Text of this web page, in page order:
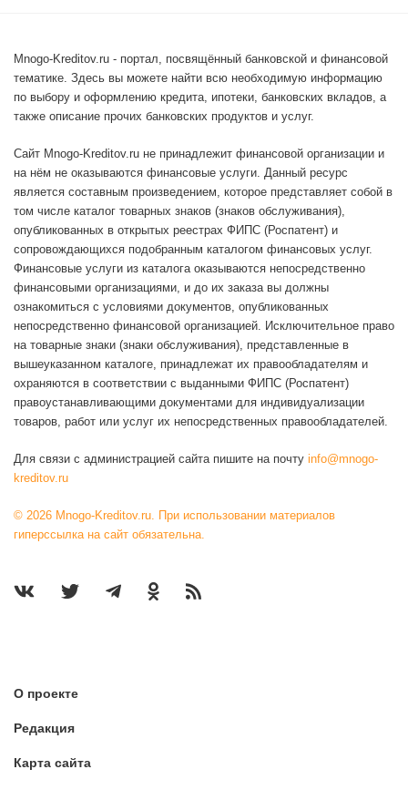
Mnogo-Kreditov.ru - портал, посвящённый банковской и финансовой
тематике. Здесь вы можете найти всю необходимую информацию
по выбору и оформлению кредита, ипотеки, банковских вкладов, а
также описание прочих банковских продуктов и услуг.
Сайт Mnogo-Kreditov.ru не принадлежит финансовой организации и
на нём не оказываются финансовые услуги. Данный ресурс
является составным произведением, которое представляет собой в
том числе каталог товарных знаков (знаков обслуживания),
опубликованных в открытых реестрах ФИПС (Роспатент) и
сопровождающихся подобранным каталогом финансовых услуг.
Финансовые услуги из каталога оказываются непосредственно
финансовыми организациями, и до их заказа вы должны
ознакомиться с условиями документов, опубликованных
непосредственно финансовой организацией. Исключительное право
на товарные знаки (знаки обслуживания), представленные в
вышеуказанном каталоге, принадлежат их правообладателям и
охраняются в соответствии с выданными ФИПС (Роспатент)
правоустанавливающими документами для индивидуализации
товаров, работ или услуг их непосредственных правообладателей.
Для связи с администрацией сайта пишите на почту info@mnogo-
kreditov.ru
© 2026 Mnogo-Kreditov.ru. При использовании материалов
гиперссылка на сайт обязательна.
О проекте
Редакция
Карта сайта